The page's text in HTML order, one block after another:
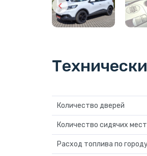
Количество дверей
Количество сидячих мест
Расход топлива по